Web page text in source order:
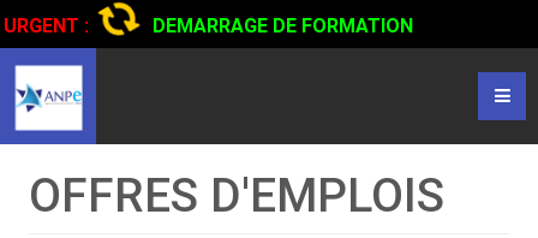
URGENT :
DEMARRAGE DE FORMATION
CERTIFIANTE EN CONDUITE DE CAMIONS...CLIQUER POUR
LIRE
OFFRES D'EMPLOIS